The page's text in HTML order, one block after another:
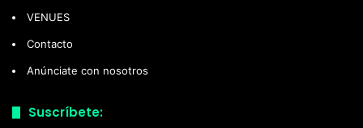
VENUES
Contacto
Anúnciate con nosotros
Suscríbete: